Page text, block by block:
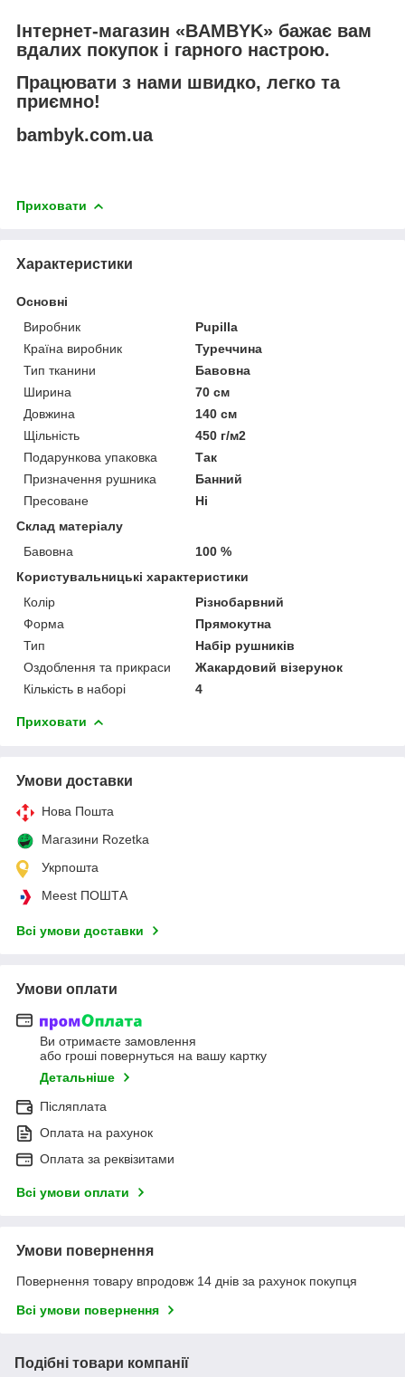
Інтернет-магазин «BAMBYK» бажає вам
вдалих покупок і гарного настрою.
Працювати з нами швидко, легко та
приємно!
bambyk.com.ua
Приховати
Характеристики
Основні
Виробник
Pupilla
Країна виробник
Туреччина
Тип тканини
Бавовна
Ширина
70 см
Довжина
140 см
Щільність
450 г/м2
Подарункова упаковка
Так
Призначення рушника
Банний
Пресоване
Ні
Склад матеріалу
Бавовна
100 %
Користувальницькі характеристики
Колір
Різнобарвний
Форма
Прямокутна
Тип
Набір рушників
Оздоблення та прикраси
Жакардовий візерунок
Кількість в наборі
4
Приховати
Умови доставки
Нова Пошта
Магазини Rozetka
Укрпошта
Meest ПОШТА
Всі умови доставки
Умови оплати
Ви отримаєте замовлення
або гроші повернуться на вашу картку
Детальніше
Післяплата
Оплата на рахунок
Оплата за реквізитами
Всі умови оплати
Умови повернення
Повернення товару впродовж 14 днів за рахунок покупця
Всі умови повернення
Подібні товари компанії